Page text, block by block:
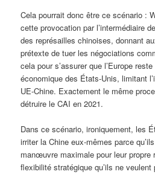
Cela pourrait donc être ce scénario :
cette provocation par l’intermédiaire
des représailles chinoises, donnant
prétexte de tuer les négociations
cela pour s’assurer que l’Europe
économique des États-Unis, limitant
UE-Chine. Exactement le même
détruire le CAI en 2021.
Dans ce scénario, ironiquement, les
irriter la Chine eux-mêmes parce
manœuvre maximale pour leur propre
flexibilité stratégique qu’ils ne veulent